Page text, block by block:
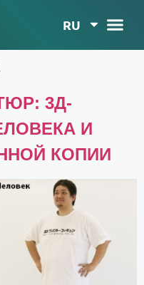
RU
3Д-
И
КОПИИ